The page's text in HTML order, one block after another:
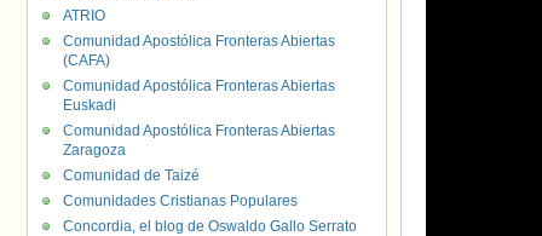
ATRIO
Comunidad Apostólica Fronteras Abiertas
(CAFA)
Comunidad Apostólica Fronteras Abiertas
Euskadi
Comunidad Apostólica Fronteras Abiertas
Zaragoza
Comunidad de Taizé
Comunidades Cristianas Populares
Concordia, el blog de Oswaldo Gallo Serrato